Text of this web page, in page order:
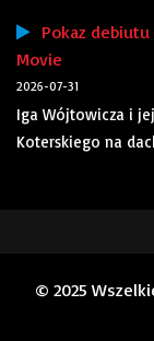
Pokaz debiutu
Movie
2026-07-31
Iga Wójtowicza i
Koterskiego na
© 2025